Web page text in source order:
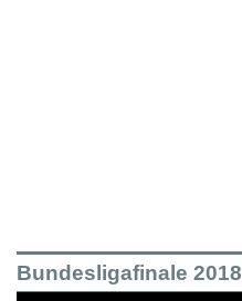
Bundesligafinale 2018